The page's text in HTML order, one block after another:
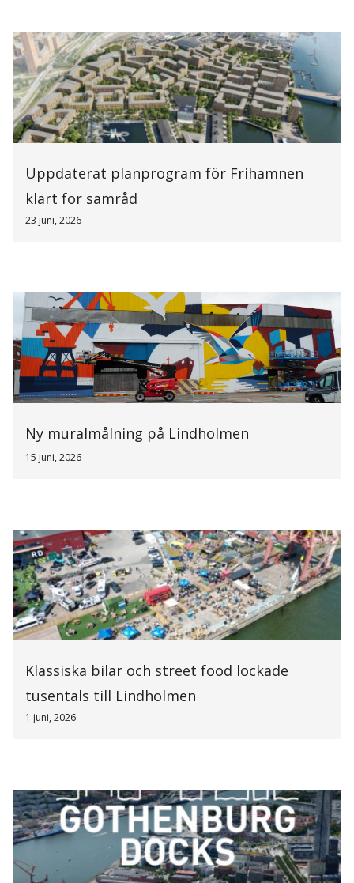
Uppdaterat planprogram för Frihamnen
klart för samråd
23 juni, 2026
Ny muralmålning på Lindholmen
15 juni, 2026
Klassiska bilar och street food lockade
tusentals till Lindholmen
1 juni, 2026